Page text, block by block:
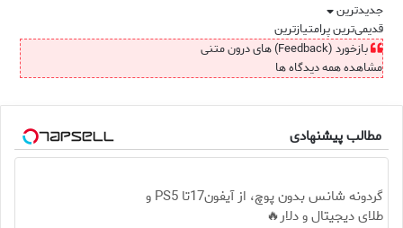
جدیدترین
قدیمی‌ترینپرامتیازترین
بازخورد (Feedback) های درون متنی
مشاهده همه دیدگاه ها
مطالب پیشنهادی
گردونه شانس بدون پوچ، از آیفون17تا PS5 و
طلای دیجیتال و دلار🔥